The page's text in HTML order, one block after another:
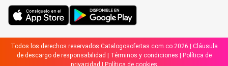
Todos los derechos reservados Catalogosofertas.com.co 2026 | Cláusula
de descargo de responsabilidad | Términos y condiciones | Política de
privacidad | Política de cookies